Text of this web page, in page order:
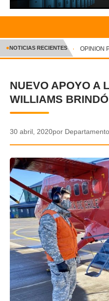
INICIO
CRÓNICA
DEPORTES
POLICIAL
AUDIOS
VIDEOS
GALERIA DE FOTOS
APP MÓVIL
TRANSPARENCIA
●NOTICIAS RECIENTES OPINION
NUEVO APOYO A
WILLIAMS
30 abril, 2020por